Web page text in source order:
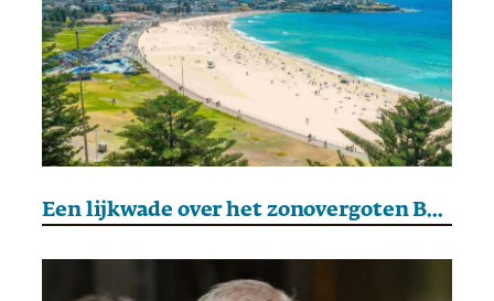
Een lijkwade over het zonovergoten Bondi Beach